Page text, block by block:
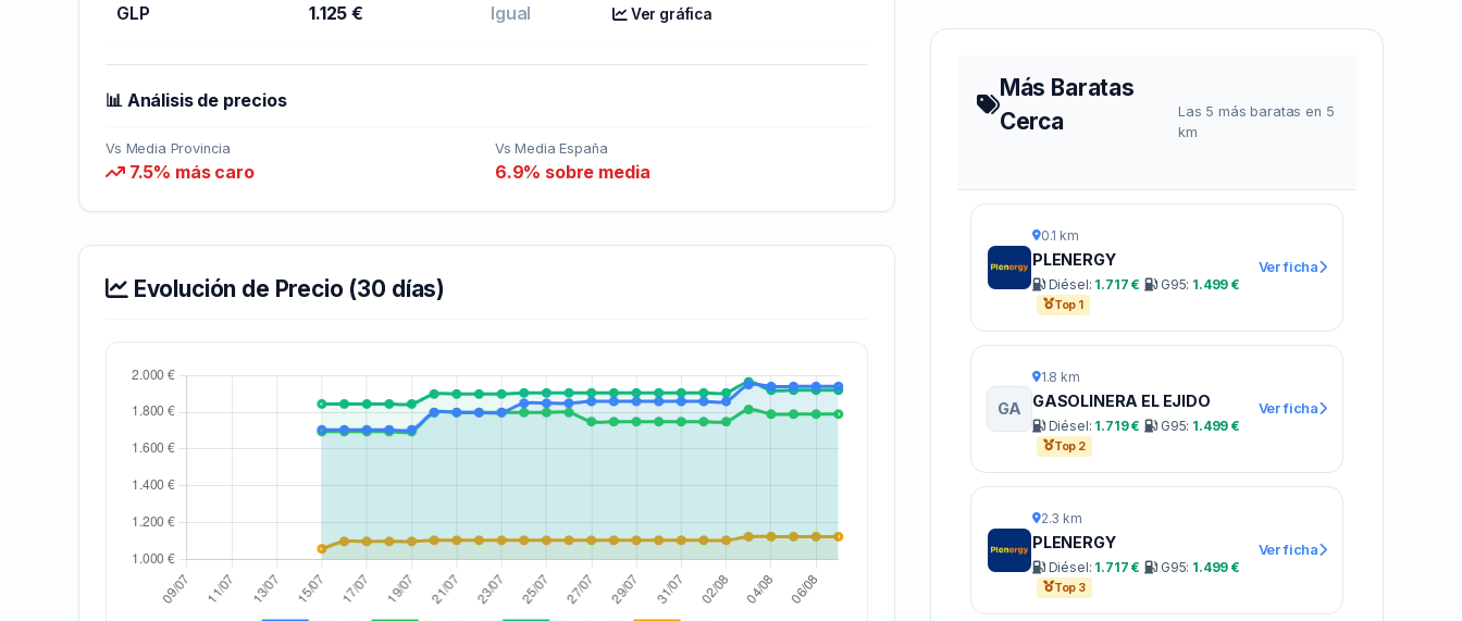
GLP 1.125 € Igual Ver gráfica
📊 Análisis de precios
Vs Media Provincia
7.5% más caro
Vs Media España
6.9% sobre media
Evolución de Precio (30 días)
Más Baratas
Cerca
Las 5 más baratas en 5
km
0.1 km
PLENERGY
Diésel: 1.717 € G95: 1.499 €
Top 1
Ver ficha
GA
1.8 km
GASOLINERA EL EJIDO
Diésel: 1.719 € G95: 1.499 €
Top 2
Ver ficha
2.3 km
PLENERGY
Diésel: 1.717 € G95: 1.499 €
Top 3
Ver ficha